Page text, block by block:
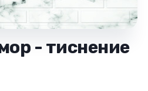
- тиснение